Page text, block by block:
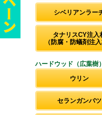
シベリアンラー
タナリスCY注入
（防腐・防蟻剤注入
ハードウッド（広葉樹）
ウリン
セランガンバツ